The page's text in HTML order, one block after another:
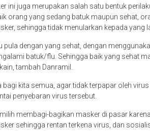
ini juga merupakan salah satu bentuk
orang yang sedang batuk maupun sehat,
sehingga tidak menularkan kepada yang
pula dengan yang sehat, dengan
batuk/flu. Sehingga baik yang sehat
tambah Danramil.
bagi kita semua, agar tidak terpapar oleh
penyebaran virus tersebut.
membagi-bagikan masker di pasar
sehingga rentan terkena virus, dan